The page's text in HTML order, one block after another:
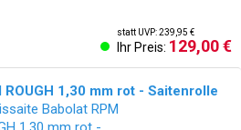
statt UVP: 239,95 €
Ihr Preis: 129,00 €
1,30 mm rot - Saitenrolle